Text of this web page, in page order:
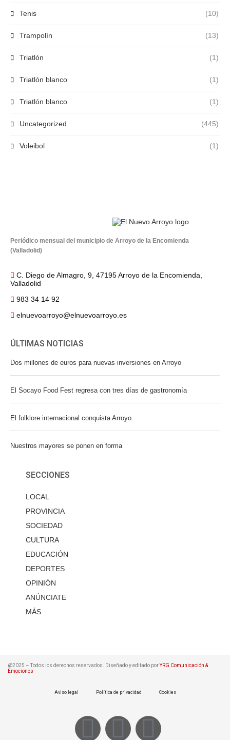
Tenis (10)
Trampolín (13)
Triatlón (1)
Triatlón blanco (1)
Triatlón blanco (1)
Uncategorized (445)
Voleibol (1)
Periódico mensual del municipio de Arroyo de la Encomienda
(Valladolid)
C. Diego de Almagro, 9, 47195 Arroyo de la Encomienda,
Valladolid
983 34 14 92
elnuevoarroyo@elnuevoarroyo.es
ÚLTIMAS NOTICIAS
Dos millones de euros para nuevas inversiones en Arroyo
El Socayo Food Fest regresa con tres días de gastronomía
El folklore internacional conquista Arroyo
Nuestros mayores se ponen en forma
SECCIONES
LOCAL
PROVINCIA
SOCIEDAD
CULTURA
EDUCACIÓN
DEPORTES
OPINIÓN
ANÚNCIATE
MÁS
@2025 – Todos los derechos reservados. Diseñado y editado porYRG Comunicación &
Emociones
Aviso legal Política de privacidad Cookies